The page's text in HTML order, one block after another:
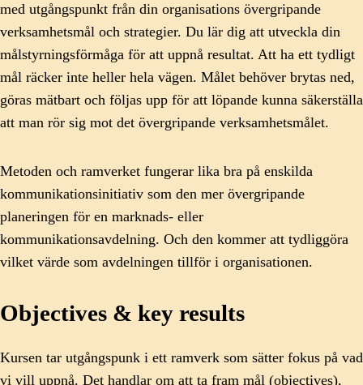
med utgångspunkt från din organisations övergripande
verksamhetsmål och strategier. Du lär dig att utveckla din
målstyrningsförmåga för att uppnå resultat. Att ha ett tydligt
mål räcker inte heller hela vägen. Målet behöver brytas ned,
göras mätbart och följas upp för att löpande kunna säkerställa
att man rör sig mot det övergripande verksamhetsmålet.
Metoden och ramverket fungerar lika bra på enskilda
kommunikationsinitiativ som den mer övergripande
planeringen för en marknads- eller
kommunikationsavdelning. Och den kommer att tydliggöra
vilket värde som avdelningen tillför i organisationen.
Objectives & key results
Kursen tar utgångspunk i ett ramverk som sätter fokus på vad
vi vill uppnå. Det handlar om att ta fram mål (objectives),